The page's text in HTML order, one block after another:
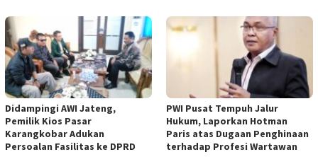
Didampingi AWI Jateng,
Pemilik Kios Pasar
Karangkobar Adukan
Persoalan Fasilitas ke DPRD
PWI Pusat Tempuh Jalur
Hukum, Laporkan Hotman
Paris atas Dugaan Penghinaan
terhadap Profesi Wartawan